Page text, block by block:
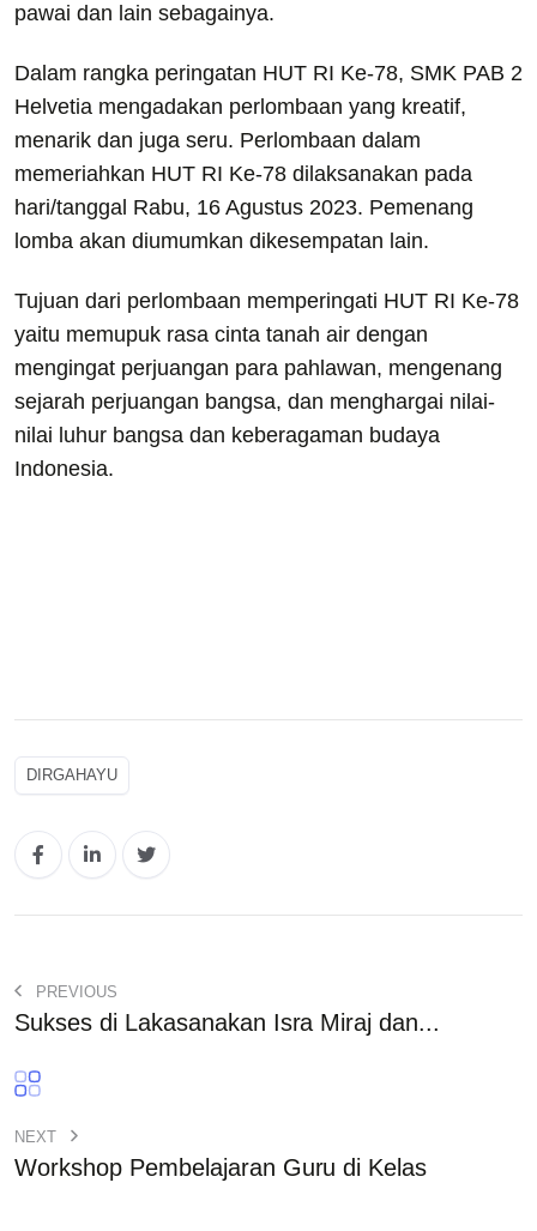
pawai dan lain sebagainya.
Dalam rangka peringatan HUT RI Ke-78, SMK PAB 2
Helvetia mengadakan perlombaan yang kreatif,
menarik dan juga seru. Perlombaan dalam
memeriahkan HUT RI Ke-78 dilaksanakan pada
hari/tanggal Rabu, 16 Agustus 2023. Pemenang
lomba akan diumumkan dikesempatan lain.
Tujuan dari perlombaan memperingati HUT RI Ke-78
yaitu memupuk rasa cinta tanah air dengan
mengingat perjuangan para pahlawan, mengenang
sejarah perjuangan bangsa, dan menghargai nilai-
nilai luhur bangsa dan keberagaman budaya
Indonesia.
DIRGAHAYU
PREVIOUS
Sukses di Lakasanakan Isra Miraj dan...
NEXT
Workshop Pembelajaran Guru di Kelas